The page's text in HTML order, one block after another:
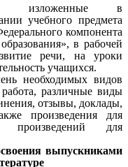
изложенные в
учебного предмета
компонента
в рабочей
речи, на уроки
учащихся.
необходимых видов
различные виды
отзывы, доклады,
произведения для
произведений для
выпускниками